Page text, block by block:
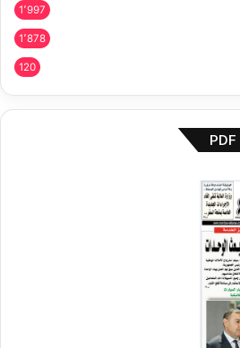
1٬997
1٬878
120